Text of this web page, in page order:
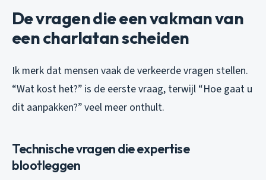
De vragen die een vakman van
een charlatan scheiden
Ik merk dat mensen vaak de verkeerde vragen stellen.
“Wat kost het?” is de eerste vraag, terwijl “Hoe gaat u
dit aanpakken?” veel meer onthult.
Technische vragen die expertise
blootleggen